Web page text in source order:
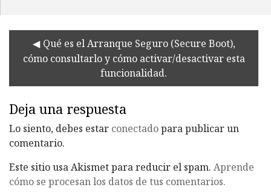
Qué es el Arranque Seguro (Secure Boot),
cómo consultarlo y cómo activar/desactivar esta
funcionalidad.
Deja una respuesta
Lo siento, debes estar conectadopara publicar un
comentario.
Este sitio usa Akismet para reducir el spam. Aprende
cómo se procesan los datos de tus comentarios.